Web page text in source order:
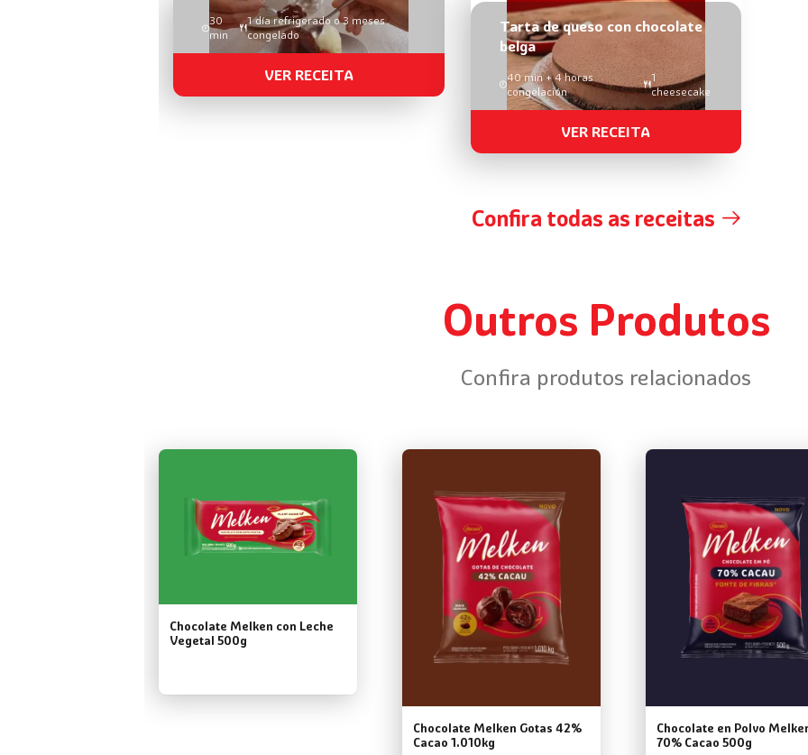
30
min
1 día refrigerado o 3 meses
congelado
VER RECEITA
Tarta de queso con chocolate
belga
40 min + 4 horas
congelación
1
cheesecake
VER RECEITA
Confira todas as receitas
Outros Produtos
Confira produtos relacionados
Chocolate Melken con Leche
Vegetal 500g
Chocolate Melken Gotas 42%
Cacao 1.010kg
Chocolate en Polvo
70% Cacao 500g